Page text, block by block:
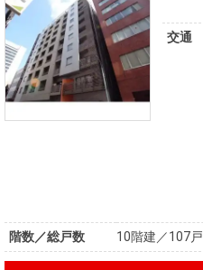
交通
階数／総戸数
10階建／107戸